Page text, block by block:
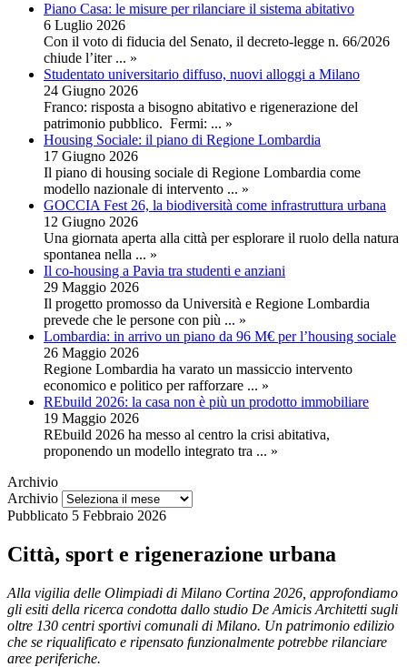
Piano Casa: le misure per rilanciare il sistema abitativo
6 Luglio 2026
Con il voto di fiducia del Senato, il decreto-legge n. 66/2026
chiude l’iter ... »
Studentato universitario diffuso, nuovi alloggi a Milano
24 Giugno 2026
Franco: risposta a bisogno abitativo e rigenerazione del
patrimonio pubblico. Fermi: ... »
Housing Sociale: il piano di Regione Lombardia
17 Giugno 2026
Il piano di housing sociale di Regione Lombardia come
modello nazionale di intervento ... »
GOCCIA Fest 26, la biodiversità come infrastruttura urbana
12 Giugno 2026
Una giornata aperta alla città per esplorare il ruolo della natura
spontanea nella ... »
Il co-housing a Pavia tra studenti e anziani
29 Maggio 2026
Il progetto promosso da Università e Regione Lombardia
prevede che le persone con più ... »
Lombardia: in arrivo un piano da 96 M€ per l’housing sociale
26 Maggio 2026
Regione Lombardia ha varato un massiccio intervento
economico e politico per rafforzare ... »
REbuild 2026: la casa non è più un prodotto immobiliare
19 Maggio 2026
REbuild 2026 ha messo al centro la crisi abitativa,
proponendo un modello integrato tra ... »
Archivio
Archivio
Pubblicato 5 Febbraio 2026
Città, sport e rigenerazione urbana
Alla vigilia delle Olimpiadi di Milano Cortina 2026, approfondiamo
gli esiti della ricerca condotta dallo studio De Amicis Architetti sugli
oltre 130 centri sportivi comunali di Milano. Un patrimonio edilizio
che se riqualificato e ripensato funzionalmente potrebbe rilanciare
aree periferiche.